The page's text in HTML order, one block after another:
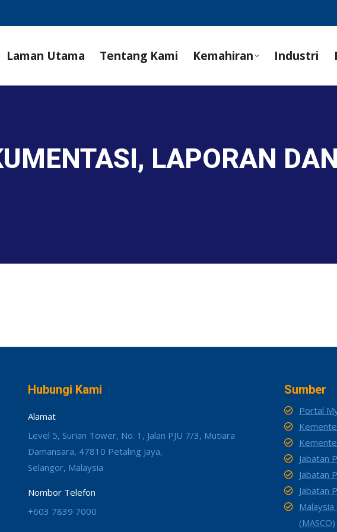
Laman Utama Tentang Kami Kemahiran Industri
LAPORAN DAN
Hubungi Kami
Alamat
Level 5, Surian Tower, No. 1, Jalan PJU 7/3, Mutiara
Damansara, 47810 Petaling Jaya,
Selangor, Malaysia
Nombor Telefon
+603 7839 7000
Sumber
Portal
Jabatan
Jabatan
Jabatan
(MASCO)